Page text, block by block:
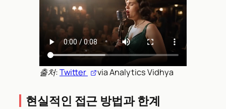
출처:Twitter via Analytics Vidhya
현실적인 접근 방법과 한계